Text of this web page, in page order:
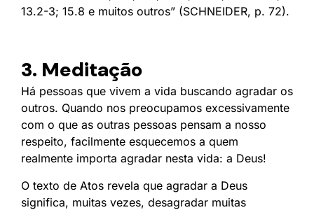
13.2-3; 15.8 e muitos outros” (SCHNEIDER, p. 72).
3. Meditação
Há pessoas que vivem a vida buscando agradar os
outros. Quando nos preocupamos excessivamente
com o que as outras pessoas pensam a nosso
respeito, facilmente esquecemos a quem
realmente importa agradar nesta vida: a Deus!
O texto de Atos revela que agradar a Deus
significa, muitas vezes, desagradar muitas